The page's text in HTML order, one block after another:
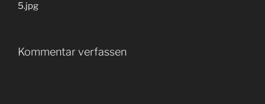
5.jpg
Kommentar verfassen